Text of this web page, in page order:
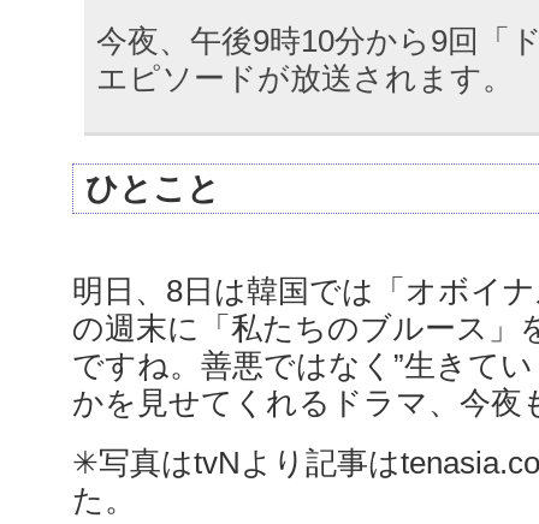
今夜、午後9時10分から9回「
エピソードが放送されます。
ひとこと
明日、8日は韓国では「オボイ
の週末に「私たちのブルース」
ですね。善悪ではなく”生きて
かを見せてくれるドラマ、今夜
✳︎写真はtvNより記事は
た。